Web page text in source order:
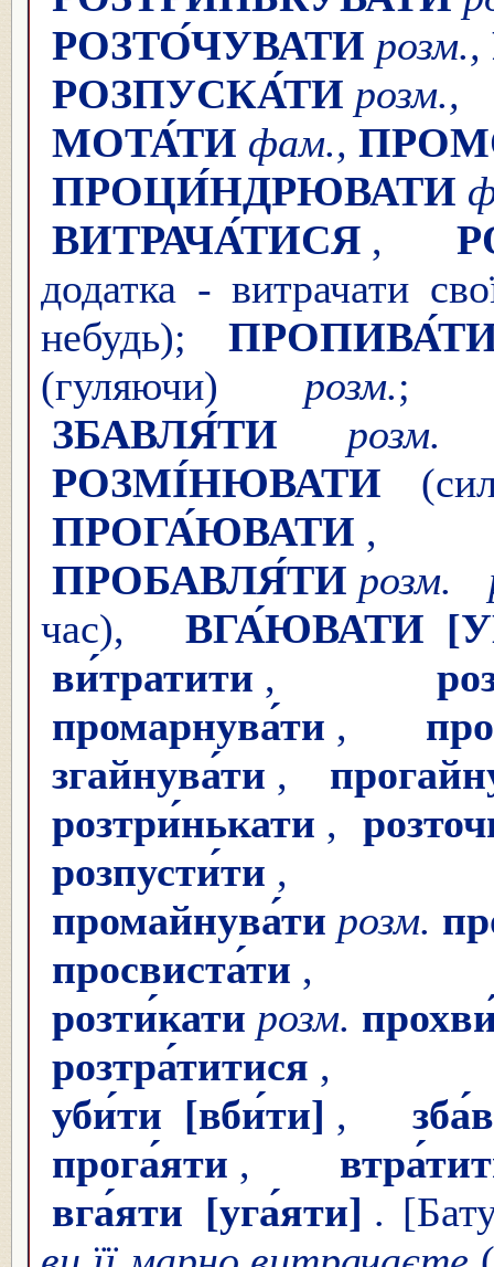
РОЗТО́ЧУВАТИ розм.,
РОЗПУСКА́ТИ
МОТА́ТИ фам.,
ПРОЦИ́НДРЮВАТИ
ВИТРАЧА́ТИСЯ ,
додатка - витрачати
небудь);
(гуляючи) розм.;
ЗБАВЛЯ́ТИ
розм.
РОЗМІ́НЮВАТИ
ПРОГА́ЮВАТИ
ПРОБАВЛЯ́ТИ розм.
час),
ВГА́ЮВАТИ
ви́тратити ,
промарнува́ти ,
згайнува́ти ,
розтри́нькати ,
розпусти́ти
промайнува́ти розм.
просвиста́ти
розти́кати розм.
розтра́титися ,
уби́ти [вби́ти] ,
прога́яти ,
вга́яти [уга́яти] .